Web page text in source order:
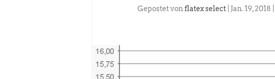
Gepostet von flatex select| Jan. 19, 2018